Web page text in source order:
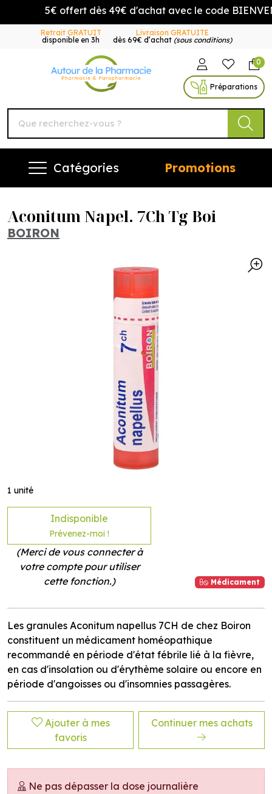
5€ offert dès 49€ d'achat avec le code
Retrait GRATUIT
disponible en 3h
Livraison GRATUITE
dès 69€ d’achat (sous conditions)
Autour de la Pharmacie
0
Préparations
Catégories Promotions
Aconitum Napel. 7Ch Tg Boi
BOIRON
1 unité
Indisponible
Prévenez-moi !
(Merci de vous connecter à
votre compte pour utiliser
cette fonction.)
Médicament
Les granules Aconitum napellus 7CH de chez Boiron
constituent un médicament homéopathique
recommandé en période d'état fébrile lié à la fièvre,
en cas d'insolation ou d'érythème solaire ou encore en
période d'angoisses ou d'insomnies passagères.
Ajouter à mes
favoris
Continuer mes achats
Ne pas dépasser la dose journalière